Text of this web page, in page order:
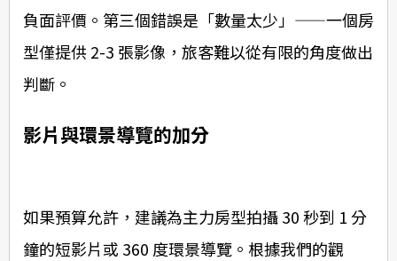
負面評價。第三個錯誤是「數量太少」——一個房
型僅提供 2-3 張影像，旅客難以從有限的角度做出
判斷。
影片與環景導覽的加分
如果預算允許，建議為主力房型拍攝 30 秒到 1 分
鐘的短影片或 360 度環景導覽。根據我們的觀